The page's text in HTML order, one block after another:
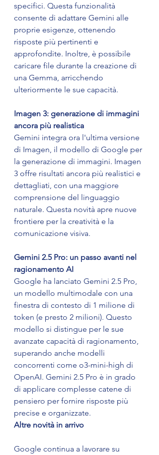
specifici. Questa funzionalità
consente di adattare Gemini alle
proprie esigenze, ottenendo
risposte più pertinenti e
approfondite. Inoltre, è possibile
caricare file durante la creazione di
una Gemma, arricchendo
ulteriormente le sue capacità.
Imagen 3: generazione di immagini
ancora più realistica
Gemini integra ora l'ultima versione
di Imagen, il modello di Google per
la generazione di immagini. Imagen
3 offre risultati ancora più realistici e
dettagliati, con una maggiore
comprensione del linguaggio
naturale. Questa novità apre nuove
frontiere per la creatività e la
comunicazione visiva.
Gemini 2.5 Pro: un passo avanti nel
ragionamento AI
Google ha lanciato Gemini 2.5 Pro,
un modello multimodale con una
finestra di contesto di 1 milione di
token (e presto 2 milioni). Questo
modello si distingue per le sue
avanzate capacità di ragionamento,
superando anche modelli
concorrenti come o3-mini-high di
OpenAI. Gemini 2.5 Pro è in grado
di applicare complesse catene di
pensiero per fornire risposte più
precise e organizzate.
Altre novità in arrivo
Google continua a lavorare su